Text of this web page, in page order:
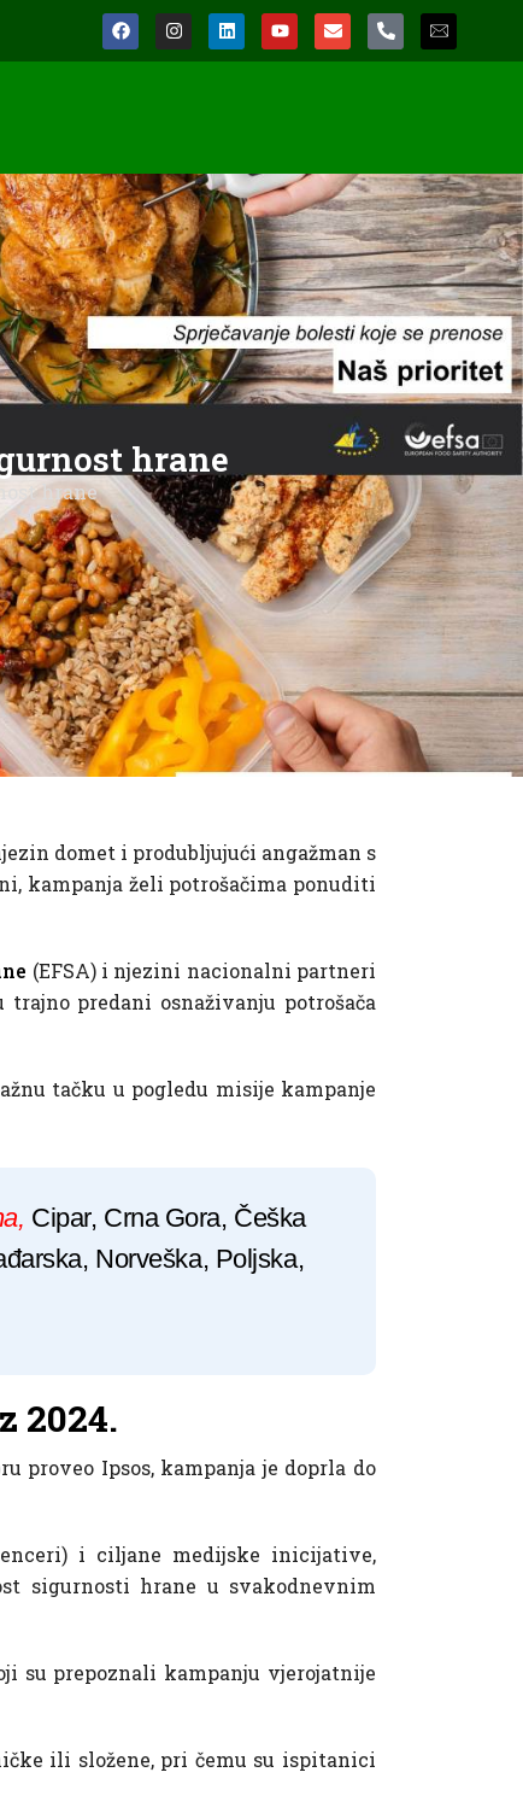
hrane
hrane
domet i produbljujući angažman s
kampanja želi potrošačima ponuditi
(EFSA) i njezini nacionalni partneri
predani osnaživanju potrošača
tačku u pogledu misije kampanje
Cipar, Crna Gora, Češka
Norveška, Poljska,
2024.
proveo Ipsos, kampanja je doprla do
i ciljane medijske inicijative,
sigurnosti hrane u svakodnevnim
su prepoznali kampanju vjerojatnije
ili složene, pri čemu su ispitanici